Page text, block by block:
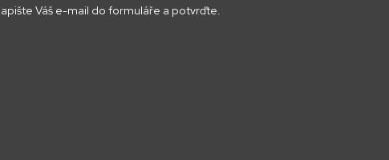
Váš e-mail do formuláře a potvrďte.